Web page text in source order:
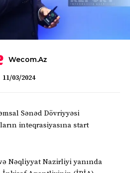
Wecom.az
11/03/2024
Sənəd Dövriyyəsi
inteqrasiyasına start
Nəqliyyat Nazirliyi yanında